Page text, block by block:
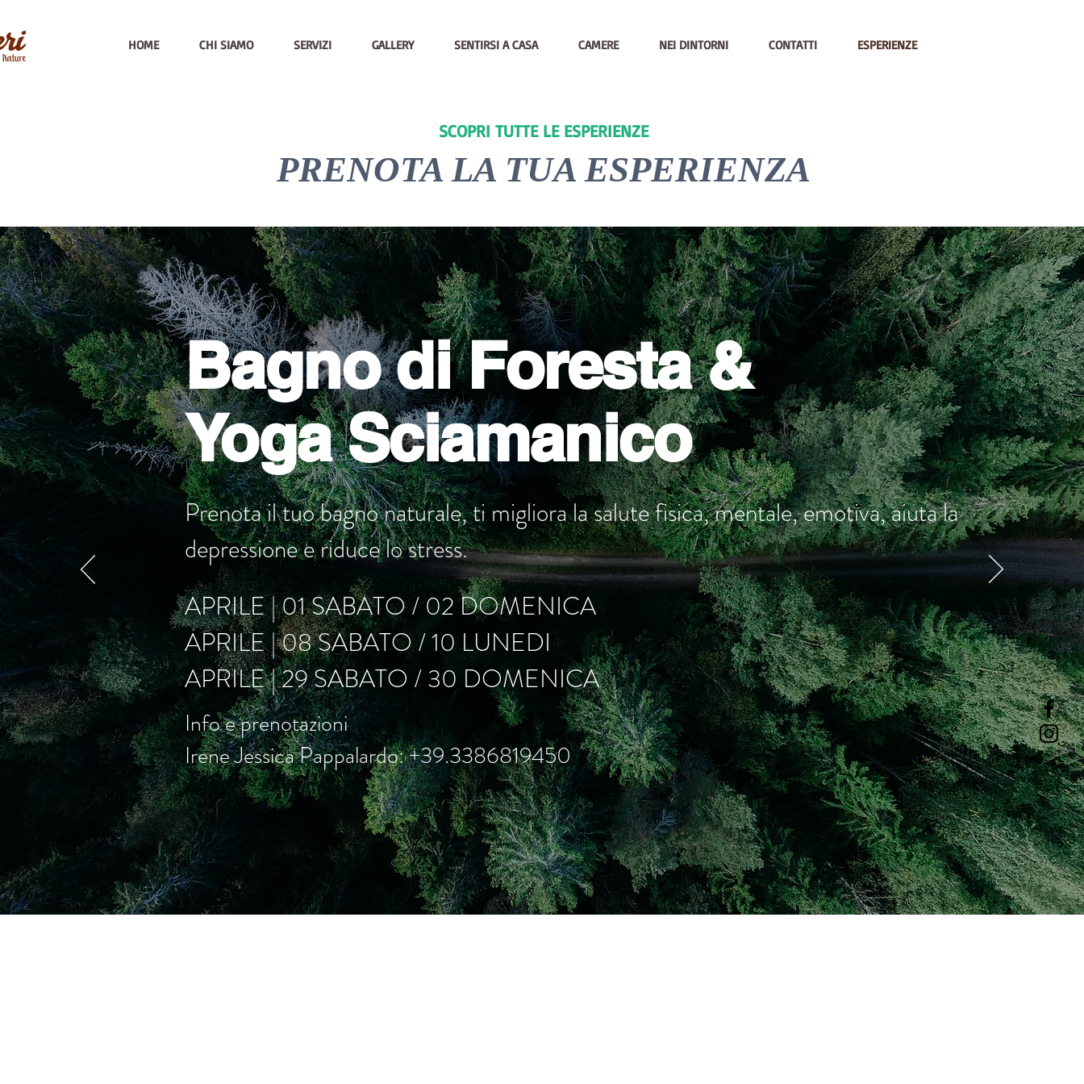
HOME CHI SIAMO SERVIZI GALLERY SENTIRSI A CASA CAMERE NEI DINTORNI CONTATTI ESPERIENZE
SCOPRI TUTTE LE ESPERIENZE
PRENOTA LA TUA ESPERIENZA
Bagno di Foresta &
Yoga Sciamanico
Prenota il tuo bagno naturale, ti migliora la salute fisica, mentale, emotiva,aiuta la
depressione e riduce lo stress.
APRILE | 01 SABATO / 02 DOMENICA
APRILE | 08 SABATO / 10 LUNEDI
APRILE | 29 SABATO / 30 DOMENICA
Info e prenotazioni
Irene Jessica Pappalardo: +39.3386819450